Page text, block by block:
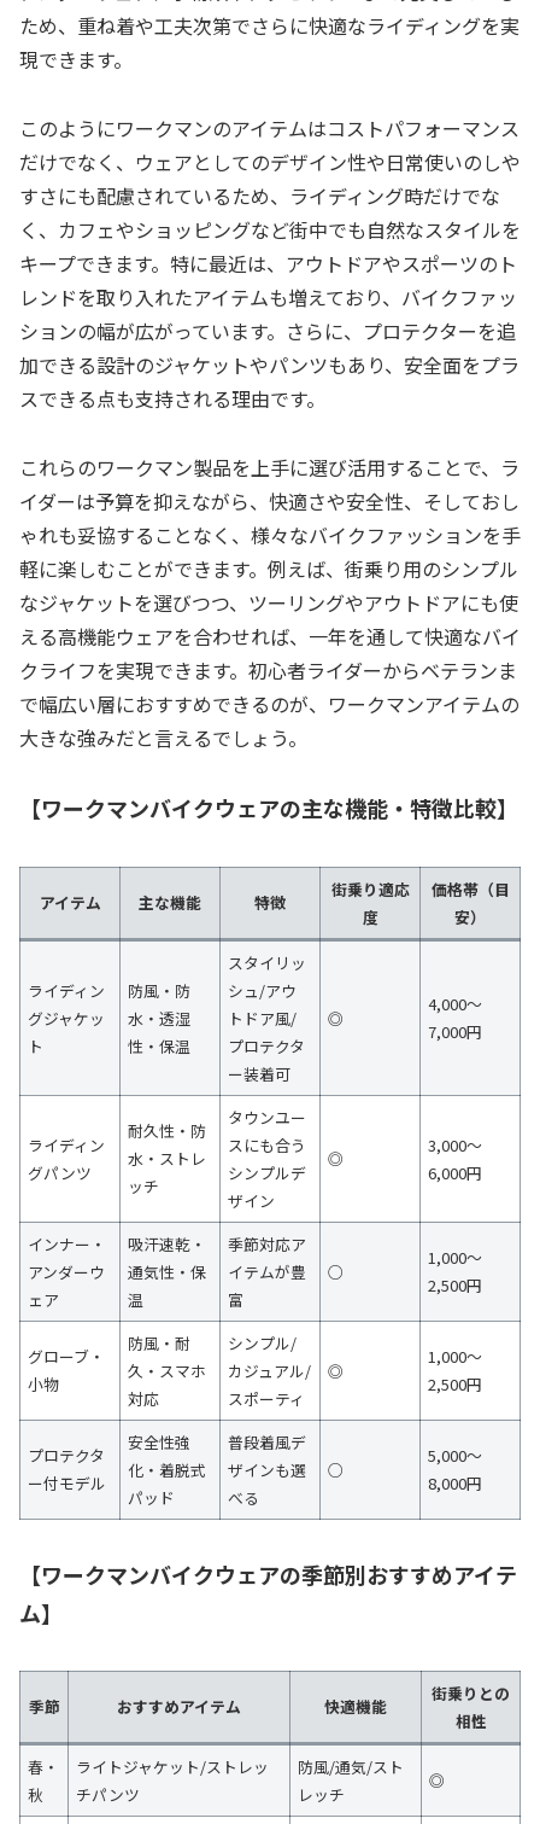
ため、重ね着や工夫次第でさらに快適なライディングを実
現できます。
このようにワークマンのアイテムはコストパフォーマンス
だけでなく、ウェアとしてのデザイン性や日常使いのしや
すさにも配慮されているため、ライディング時だけでな
く、カフェやショッピングなど街中でも自然なスタイルを
キープできます。特に最近は、アウトドアやスポーツのト
レンドを取り入れたアイテムも増えており、バイクファッ
ションの幅が広がっています。さらに、プロテクターを追
加できる設計のジャケットやパンツもあり、安全面をプラ
スできる点も支持される理由です。
これらのワークマン製品を上手に選び活用することで、ラ
イダーは予算を抑えながら、快適さや安全性、そしておし
ゃれも妥協することなく、様々なバイクファッションを手
軽に楽しむことができます。例えば、街乗り用のシンプル
なジャケットを選びつつ、ツーリングやアウトドアにも使
える高機能ウェアを合わせれば、一年を通して快適なバイ
クライフを実現できます。初心者ライダーからベテランま
で幅広い層におすすめできるのが、ワークマンアイテムの
大きな強みだと言えるでしょう。
【ワークマンバイクウェアの主な機能・特徴比較】
アイテム 主な機能 特徴
街乗り適応
度
価格帯（目
安）
ライディン
グジャケッ
ト
防風・防
水・透湿
性・保温
スタイリッ
シュ/アウ
トドア風/
プロテクタ
ー装着可
◎
4,000～
7,000円
ライディン
グパンツ
耐久性・防
水・ストレ
ッチ
タウンユー
スにも合う
シンプルデ
ザイン
◎
3,000～
6,000円
インナー・
アンダーウ
ェア
吸汗速乾・
通気性・保
温
季節対応ア
イテムが豊
富
○
1,000～
2,500円
グローブ・
小物
防風・耐
久・スマホ
対応
シンプル/
カジュアル/
スポーティ
◎
1,000～
2,500円
プロテクタ
ー付モデル
安全性強
化・着脱式
パッド
普段着風デ
ザインも選
べる
○
5,000～
8,000円
【ワークマンバイクウェアの季節別おすすめアイテ
ム】
季節 おすすめアイテム 快適機能
街乗りとの
相性
春・
秋
ライトジャケット/ストレッ
チパンツ
防風/通気/スト
レッチ
◎